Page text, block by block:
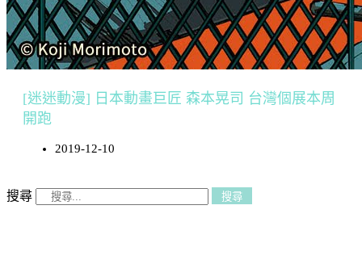
[迷迷動漫] 日本動畫巨匠 森本晃司 台灣個展本周
開跑
2019-12-10
搜尋 搜尋